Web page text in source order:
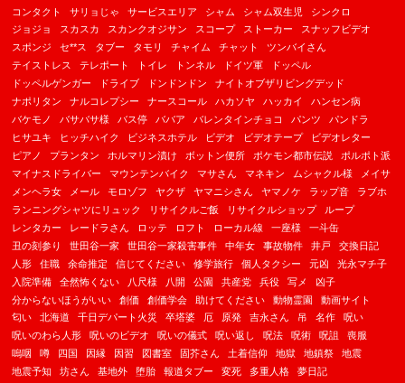
コンタクト
サリョじゃ サービスエリア シャム シャム双生児
シンクロ
ジョジョ
スカスカ スカンクオジサン スコープ ストーカー
スナッフビデオ
スポンジ
セ**ス タブー タモリ チャイム チャット
ツンバイさん
テイストレス
テレポート トイレ トンネル ドイツ軍
ドッペル
ドッペルゲンガー
ドライブ ドンドンドン
ナイトオブザリビングデッド
ナポリタン
ナルコレプシー ナースコール ハカソヤ ハッカイ
ハンセン病
バケモノ
バサバサ様 バス停 ババア バレンタインチョコ パンツ
パンドラ
ヒサユキ
ヒッチハイク ビジネスホテル ビデオ ビデオテープ
ビデオレター
ピアノ
プランタン ホルマリン漬け ボットン便所 ポケモン都市伝説
ポルポト派
マイナスドライバー
マウンテンバイク マサさん マネキン ムシャクル様
メイサ
メンヘラ女
メール モロゾフ ヤクザ ヤマニシさん ヤマノケ ラップ音
ラブホ
ランニングシャツにリュック
リサイクルご飯 リサイクルショップ
ループ
レンタカー
レードラさん ロッテ ロフト ローカル線 一座様
一斗缶
丑の刻参り
世田谷一家 世田谷一家殺害事件 中年女 事故物件 井戸
交換日記
人形
住職 余命推定 信じてください 修学旅行 個人タクシー 元凶
光永マチ子
入院準備
全然怖くない 八尺様 八開 公園 共産党 兵役 写メ
凶子
分からないほうがいい
創価 創価学会 助けてください 動物霊園
動画サイト
匂い
北海道 千日デパート火災 卒塔婆 厄 原発 吉永さん 吊 名作
呪い
呪いのわら人形
呪いのビデオ 呪いの儀式 呪い返し 呪法 呪術 呪詛
喪服
嗚咽
噂 四国 因縁 因習 図書室 固芥さん 土着信仰 地獄 地鎮祭
地震
地震予知
坊さん 基地外 堕胎 報道タブー 変死 多重人格
夢日記